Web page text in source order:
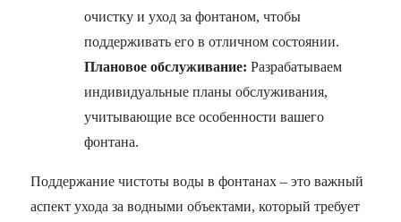
очистку и уход за фонтаном, чтобы
поддерживать его в отличном состоянии.
Плановое обслуживание: Разрабатываем
индивидуальные планы обслуживания,
учитывающие все особенности вашего
фонтана.
Поддержание чистоты воды в фонтанах – это важный
аспект ухода за водными объектами, который требует